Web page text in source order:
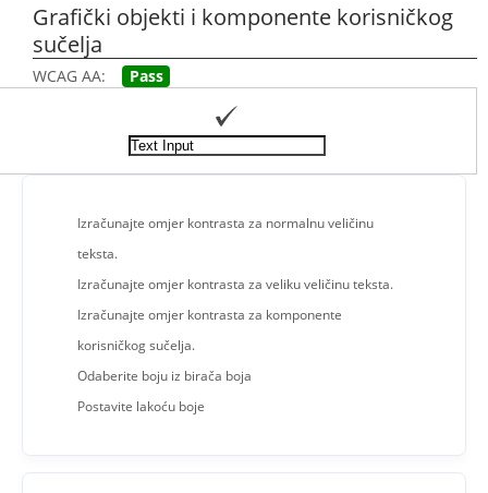
Grafički objekti i komponente korisničkog
sučelja
WCAG AA: Pass
Izračunajte omjer kontrasta za normalnu veličinu
teksta.
Izračunajte omjer kontrasta za veliku veličinu teksta.
Izračunajte omjer kontrasta za komponente
korisničkog sučelja.
Odaberite boju iz birača boja
Postavite lakoću boje